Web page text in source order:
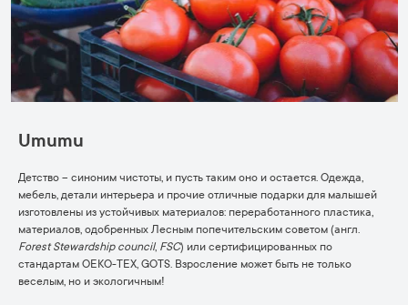
Umumu
Детство – синоним чистоты, и пусть таким оно и остается. Одежда,
мебель, детали интерьера и прочие отличные подарки для малышей
изготовлены из устойчивых материалов: переработанного пластика,
материалов, одобренных Лесным попечительским советом (англ.
Forest Stewardship council, FSC) или сертифицированных по
стандартам OEKO-TEX, GOTS. Взросление может быть не только
веселым, но и экологичным!